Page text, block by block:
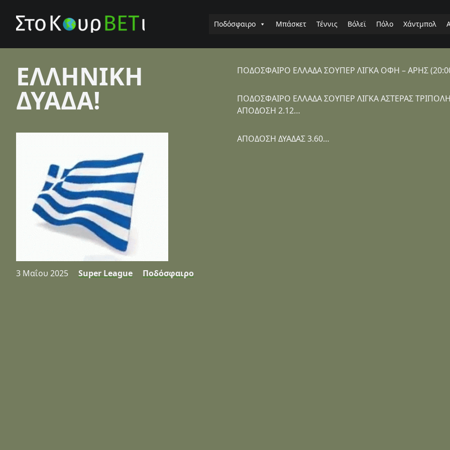
Ποδόσφαιρο Μπάσκετ Τέννις Βόλεϊ Πόλο Χάντμπολ
ΕΛΛΗΝΙΚΗ
ΔΥΑΔΑ!
3 Μαΐου 2025 Super League Ποδόσφαιρο
ΠΟΔΟΣΦΑΙΡΟ ΕΛΛΑΔΑ ΣΟΥΠΕΡ ΛΙΓΚΑ ΟΦΗ – ΑΡΗΣ
ΠΟΔΟΣΦΑΙΡΟ ΕΛΛΑΔΑ ΣΟΥΠΕΡ ΛΙΓΚΑ ΑΣΤΕΡΑΣ
ΑΠΟΔΟΣΗ 2.12…
ΑΠΟΔΟΣΗ ΔΥΑΔΑΣ 3.60…